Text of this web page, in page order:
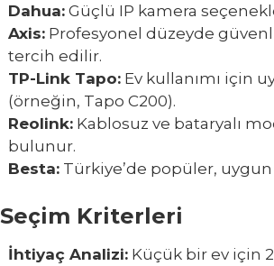
Dahua: Güçlü IP kamera
Axis: Profesyonel düzeyde
tercih edilir.
TP-Link Tapo: Ev kullanımı için
(örneğin, Tapo C200).
Reolink: Kablosuz ve bataryalı
bulunur.
Besta: Türkiye’de popüler, uygun
Seçim Kriterleri
İhtiyaç Analizi: Küçük bir ev için